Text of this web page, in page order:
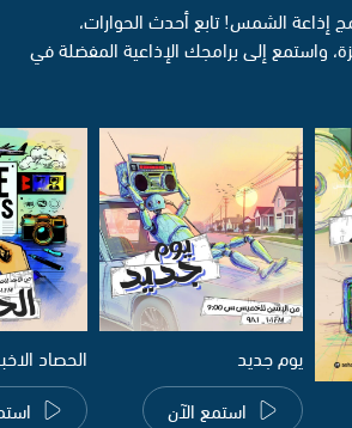
إذاعة الشمس! تابع أحدث الحوارات،
واستمع إلى برامجك الإذاعية المفضلة في
يوم جديد
استمع الآن
الحصاد